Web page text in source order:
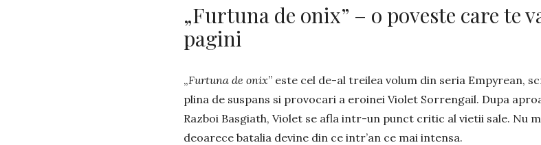
„Furtuna de onix” – o poveste care te
pagini
„Furtuna de onix” este cel de-al treilea volum din seria Empyrean,
plina de suspans si provocari a eroinei Violet Sorrengail. Dupa
Razboi Basgiath, Violet se afla intr-un punct critic al vietii sale. Nu
deoarece batalia devine din ce intr’an ce mai intensa.